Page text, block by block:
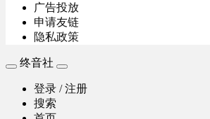
广告投放
申请友链
隐私政策
终音社
登录 / 注册
搜索